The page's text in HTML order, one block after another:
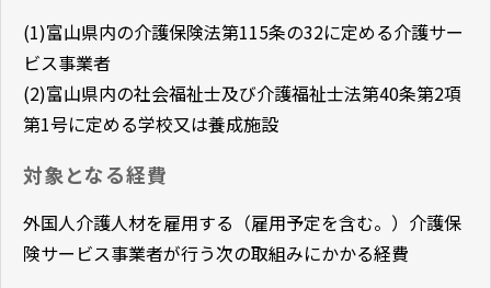
(1)富山県内の介護保険法第115条の32に定める介護サー
ビス事業者
(2)富山県内の社会福祉士及び介護福祉士法第40条第2項
第1号に定める学校又は養成施設
対象となる経費
外国人介護人材を雇用する（雇用予定を含む。）介護保
険サービス事業者が行う次の取組みにかかる経費